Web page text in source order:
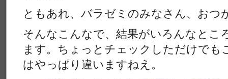
ともあれ、バラゼミのみなさん、おつ
そんなこんなで、結果がいろんなとこ
ます。ちょっとチェックしただけでも
はやっぱり違いますねえ。